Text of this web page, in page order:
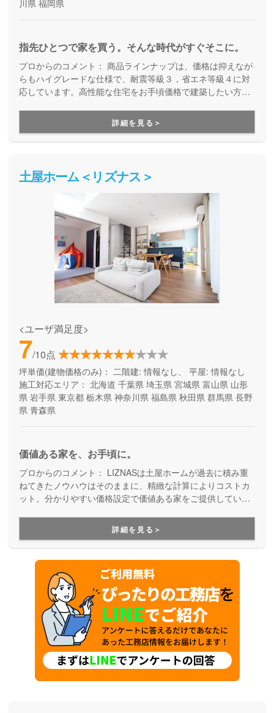
川県 福岡県
指先ひとつで家を買う。そんな時代がすぐそこに。
プロからのコメント： 商品ラインナップは、価格は抑えなが
らもハイグレードな仕様で、耐震等級３，省エネ等級４に対
応しています。高性能な住宅をお手頃価格で建築したい方は
詳細を見る＞
土屋ホーム＜リズナス＞
<ユーザ満足度>
7/10点
坪単価(建物価格のみ)： 二階建: 情報なし、 平屋: 情報なし
施工対応エリア： 北海道 千葉県 埼玉県 宮城県 富山県 山形
県 岩手県 東京都 栃木県 神奈川県 福島県 秋田県 群馬県 長野
県 青森県
価値ある家を、お手頃に。
プロからのコメント： LIZNASは土屋ホームが過去に積み重
ねてきたノウハウはそのままに、精緻な計算によりコストカ
ット。分かりやすい価格設定で価値ある家をご提供していま
はぴったりの建築会社です。詳細を見る＞